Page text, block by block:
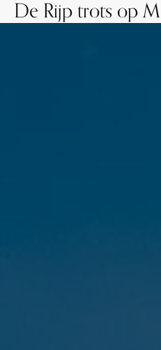
Ga naar de inhoud
De Rijp trots op